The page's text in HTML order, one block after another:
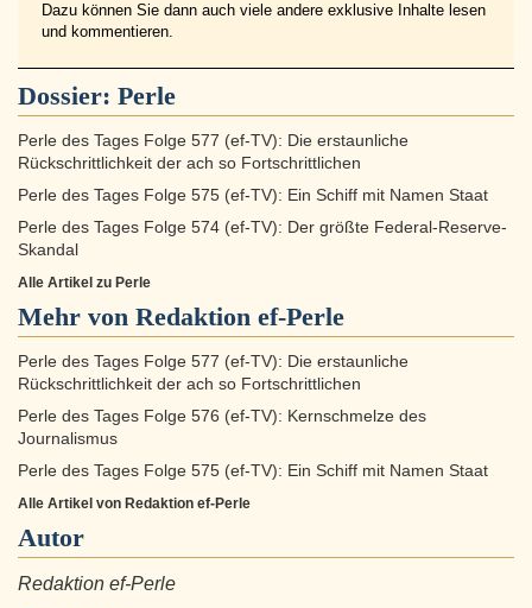
Dazu können Sie dann auch viele andere exklusive Inhalte lesen
und kommentieren.
Dossier: Perle
Perle des Tages Folge 577 (ef-TV): Die erstaunliche
Rückschrittlichkeit der ach so Fortschrittlichen
Perle des Tages Folge 575 (ef-TV): Ein Schiff mit Namen Staat
Perle des Tages Folge 574 (ef-TV): Der größte Federal-Reserve-
Skandal
Alle Artikel zu Perle
Mehr von Redaktion ef-Perle
Perle des Tages Folge 577 (ef-TV): Die erstaunliche
Rückschrittlichkeit der ach so Fortschrittlichen
Perle des Tages Folge 576 (ef-TV): Kernschmelze des
Journalismus
Perle des Tages Folge 575 (ef-TV): Ein Schiff mit Namen Staat
Alle Artikel von Redaktion ef-Perle
Autor
Redaktion ef-Perle